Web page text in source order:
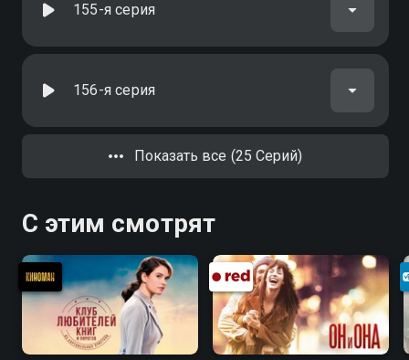
155-я серия
156-я серия
Показать все (25 Серий)
С этим смотрят